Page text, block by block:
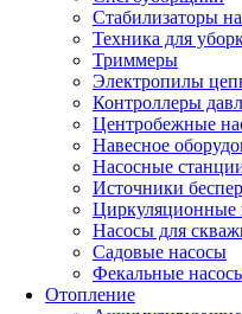
Стабилизаторы
Техника для
Триммеры
Электропилы
Контроллеры
Центробежные
Навесное
Насосные
Источники
Циркуляционные
Насосы для
Садовые насосы
Фекальные
Отопление